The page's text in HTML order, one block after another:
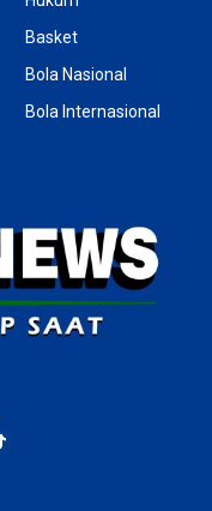
Basket
Bola Nasional
Bola Internasional